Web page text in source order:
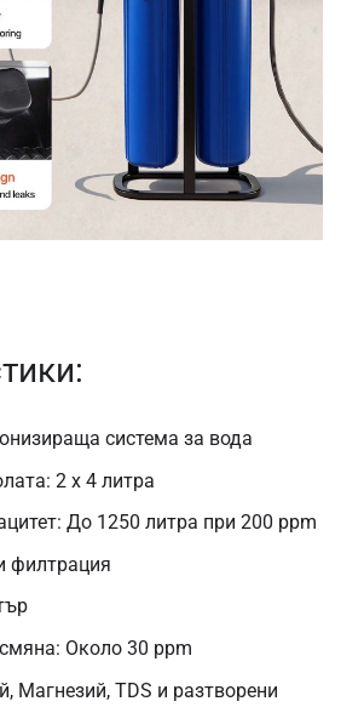
система за вода
2 x 4 литра
До 1250 литра при 200 ppm
филтрация
Около 30 ppm
Магнезий, TDS и разтворени